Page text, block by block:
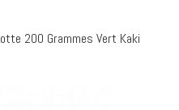
200 Grammes Vert Kaki